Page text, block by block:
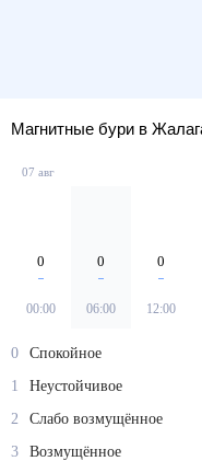
Магнитные бури в
07 авг
0
00:00
0
06:00
0
12:00
0
Спокойное
1
Неустойчивое
2
Слабо возмущённое
3
Возмущённое